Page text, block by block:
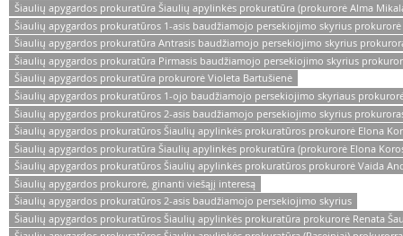
Šiaulių apygardos prokuratūra Šiaulių apylinkės prokuratūra (prokurorė Alma
Šiaulių apygardos prokuratūros 1-asis baudžiamojo persekiojimo skyrius
Šiaulių apygardos prokuratūra Antrasis baudžiamojo persekiojimo skyrius
Šiaulių apygardos prokuratūra Pirmasis baudžiamojo persekiojimo skyrius
Šiaulių apygardos prokuratūra prokurorė Violeta Bartušienė
Šiaulių apygardos prokuratūros 1-ojo baudžiamojo persekiojimo skyriaus
Šiaulių apygardos prokuratūros 2-asis baudžiamojo persekiojimo skyrius
Šiaulių apygardos prokuratūros Šiaulių apylinkės prokuratūros prokurorė Elona
Šiaulių apygardos prokuratūra Šiaulių apylinkės prokuratūra (prokurorė Elona
Šiaulių apygardos prokuratūros Šiaulių apylinkės prokuratūros prokurorė Vaida
Šiaulių apygardos prokurorė, ginanti viešąjį interesą
Šiaulių apygardos prokuratūros 2-asis baudžiamojo persekiojimo skyrius
Šiaulių apygardos prokuratūros Šiaulių apylinkės prokuratūra prokurorė Renata